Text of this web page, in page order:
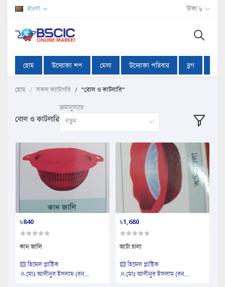
বাংলা টাকা ৳
হোম উদ্যোক্তা শপ মেলা উদ্যোক্তা পরিবার ব্লগ
হোম সকল ক্যাটাগরি "বোল ও কাটলারি"
বোল ও কাটলারি
ক্রমানুসারে
নতুন
৳840
কান জালি
হিমেল প্লাষ্টিক
মোঃ আলীনুর ইসলাম (রন...
৳1,680
আটা চালা
হিমেল প্লাষ্টিক
মোঃ আলীনুর ইসলাম (রন...